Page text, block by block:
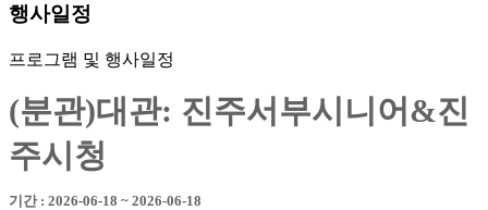
행사일정
프로그램 및 행사일정
(분관)대관: 진주서부시니어&진
주시청
기간 : 2026-06-18 ~ 2026-06-18